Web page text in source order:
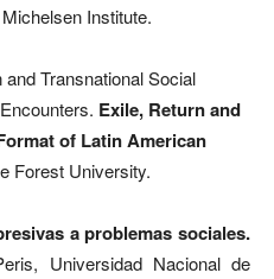
Institute.
Transnational Social
Exile, Return and
of Latin American
Forest University.
a problemas sociales.
Universidad Nacional de